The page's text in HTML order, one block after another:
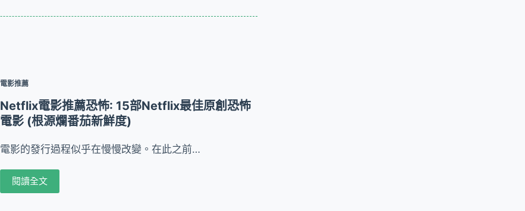
電影推薦
Netflix電影推薦恐怖: 15部Netflix最佳原創恐怖
電影 (根源爛番茄新鮮度)
電影的發行過程似乎在慢慢改變。在此之前…
閱讀全文